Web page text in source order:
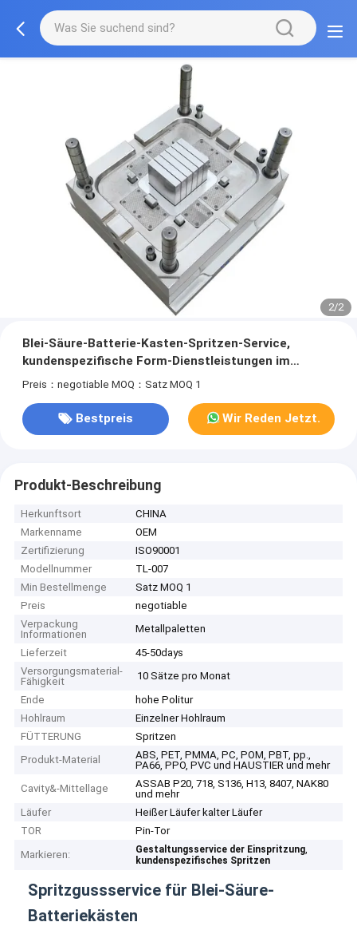
2/2
Blei-Säure-Batterie-Kasten-Spritzen-Service,
kundenspezifische Form-Dienstleistungen im
Designbereich
Preis：negotiable MOQ：Satz MOQ 1
Bestpreis Wir Reden Jetzt.
Produkt-Beschreibung
Herkunftsort
CHINA
Markenname
OEM
Zertifizierung
ISO90001
Modellnummer
TL-007
Min Bestellmenge
Satz MOQ 1
Preis
negotiable
Verpackung
Informationen
Metallpaletten
Lieferzeit
45-50days
Versorgungsmaterial-
Fähigkeit
10 Sätze pro Monat
Ende
hohe Politur
Hohlraum
Einzelner Hohlraum
FÜTTERUNG
Spritzen
Produkt-Material
ABS, PET, PMMA, PC, POM, PBT, pp.,
PA66, PPO, PVC und HAUSTIER und mehr
Cavity&-Mittellage
ASSAB P20, 718, S136, H13, 8407, NAK80
und mehr
Läufer
Heißer Läufer kalter Läufer
TOR
Pin-Tor
Markieren:
Gestaltungsservice der Einspritzung,
kundenspezifisches Spritzen
Spritzgussservice für Blei-Säure-
Batteriekästen